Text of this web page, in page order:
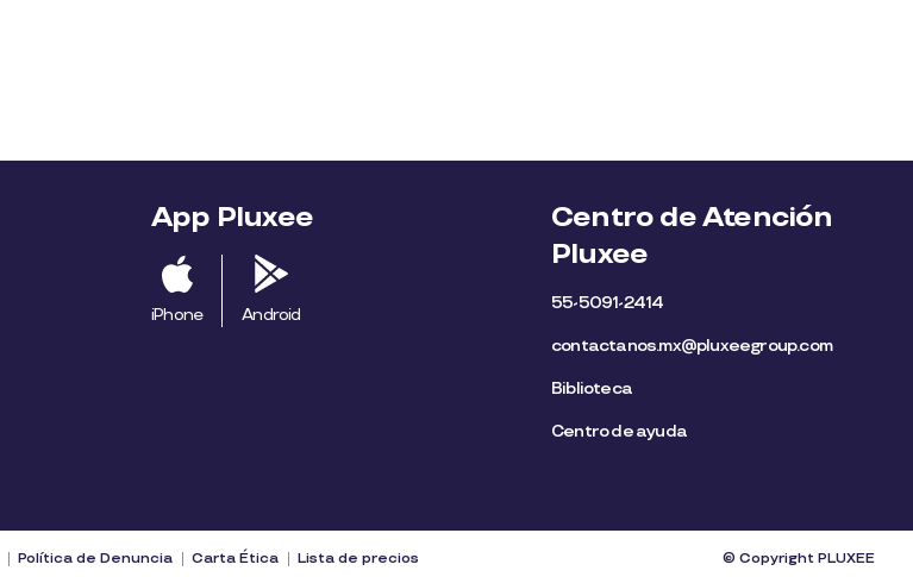
App Pluxee
iPhone Android
Centro de Atención
Pluxee
55-5091-2414
contactanos.mx@pluxeegroup.com
Biblioteca
Centro de ayuda
Política de Denuncia Carta Ética Lista de precios © Copyright PLUXEE